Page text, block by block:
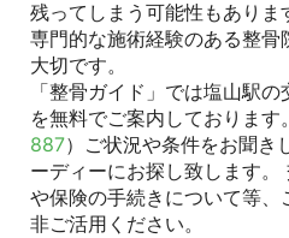
残ってしまう可能性もあり
専門的な施術経験のある整
大切です。
「整骨ガイド」では塩山駅
を無料でご案内しております
887）ご状況や条件をお聞き
ーディーにお探し致します
や保険の手続きについて等
非ご活用ください。